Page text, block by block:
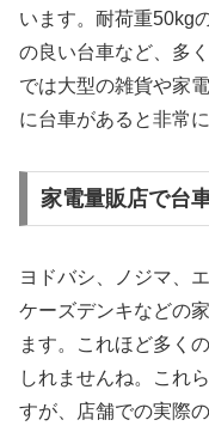
います。耐荷重50kg
の良い台車など、多
では大型の雑貨や家
に台車があると非常に
家電量販店で台
ヨドバシ、ノジマ、
ケーズデンキなどの
ます。これほど多く
しれませんね。これ
すが、店舗での実際